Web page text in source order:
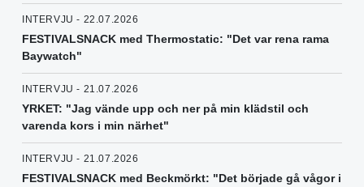
INTERVJU - 22.07.2026
FESTIVALSNACK med Thermostatic: "Det var rena rama
Baywatch"
INTERVJU - 21.07.2026
YRKET: "Jag vände upp och ner på min klädstil och
varenda kors i min närhet"
INTERVJU - 21.07.2026
FESTIVALSNACK med Beckmörkt: "Det började gå vågor i